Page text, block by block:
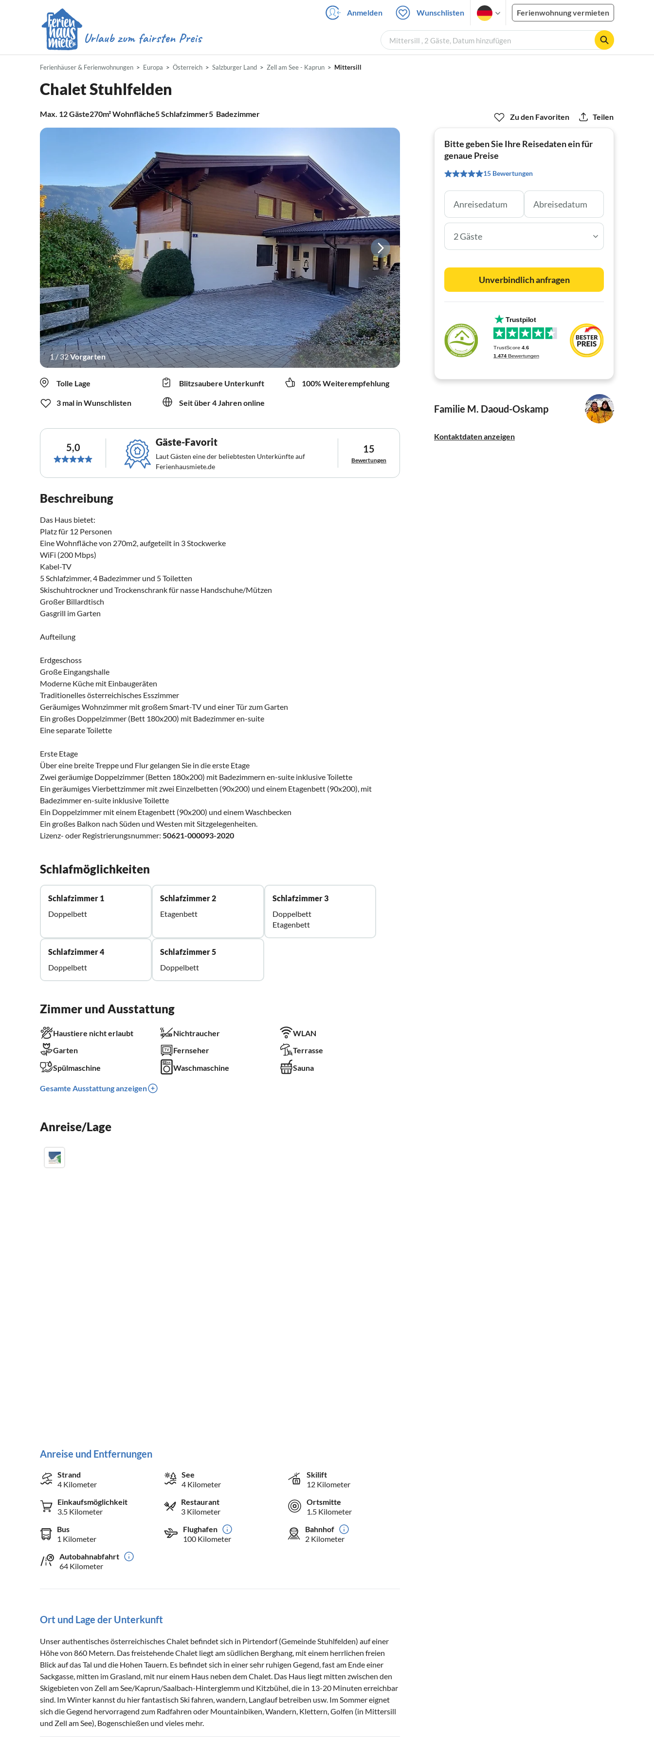
Anmelden Wunschlisten Ferienwohnung vermieten
Mittersill , 2 Gäste, Datum hinzufügen
Ferienhäuser & Ferienwohnungen Europa Österreich Salzburger Land Zell am See - Kaprun Mittersill
Chalet Stuhlfelden
Max. 12Gäste270m²Wohnfläche5Schlafzimmer5 Badezimmer
1/32Vorgarten
Tolle Lage Blitzsaubere Unterkunft 100% Weiterempfehlung
3 mal in Wunschlisten Seit über 4 Jahren online
5,0 Gäste-Favorit
Laut Gästen eine der beliebtesten Unterkünfte auf
Ferienhausmiete.de
15
Bewertungen
Beschreibung
Das Haus bietet:
Platz für 12 Personen
Eine Wohnfläche von 270m2, aufgeteilt in 3 Stockwerke
WiFi (200 Mbps)
Kabel-TV
5 Schlafzimmer, 4 Badezimmer und 5 Toiletten
Skischuhtrockner und Trockenschrank für nasse Handschuhe/Mützen
Großer Billardtisch
Gasgrill im Garten
Aufteilung
Erdgeschoss
Große Eingangshalle
Moderne Küche mit Einbaugeräten
Traditionelles österreichisches Esszimmer
Geräumiges Wohnzimmer mit großem Smart-TV und einer Tür zum Garten
Ein großes Doppelzimmer (Bett 180x200) mit Badezimmer en-suite
Eine separate Toilette
Erste Etage
Über eine breite Treppe und Flur gelangen Sie in die erste Etage
Zwei geräumige Doppelzimmer (Betten 180x200) mit Badezimmern en-suite inklusive Toilette
Ein geräumiges Vierbettzimmer mit zwei Einzelbetten (90x200) und einem Etagenbett (90x200), mit
Badezimmer en-suite inklusive Toilette
Ein Doppelzimmer mit einem Etagenbett (90x200) und einem Waschbecken
Ein großes Balkon nach Süden und Westen mit Sitzgelegenheiten.
Lizenz- oder Registrierungsnummer: 50621-000093-2020
Schlafmöglichkeiten
Schlafzimmer 1
Doppelbett
Schlafzimmer 2
Etagenbett
Schlafzimmer 3
Doppelbett
Etagenbett
Schlafzimmer 4
Doppelbett
Schlafzimmer 5
Doppelbett
Zimmer und Ausstattung
Haustiere nicht erlaubt Nichtraucher
WLAN
Garten
Fernseher
Terrasse
Spülmaschine
Waschmaschine Sauna
Gesamte Ausstattung anzeigen
Anreise/Lage
Anreise und Entfernungen
Strand
4 Kilometer
See
4 Kilometer
Skilift
12 Kilometer
Einkaufsmöglichkeit
3.5 Kilometer
Restaurant
3 Kilometer
Ortsmitte
1.5 Kilometer
Bus
1 Kilometer
Flughafen
100 Kilometer
Bahnhof
2 Kilometer
Autobahnabfahrt
64 Kilometer
Ort und Lage der Unterkunft
Unser authentisches österreichisches Chalet befindet sich in Pirtendorf (Gemeinde Stuhlfelden) auf einer
Höhe von 860 Metern. Das freistehende Chalet liegt am südlichen Berghang, mit einem herrlichen freien
Blick auf das Tal und die Hohen Tauern. Es befindet sich in einer sehr ruhigen Gegend, fast am Ende einer
Sackgasse, mitten im Grasland, mit nur einem Haus neben dem Chalet. Das Haus liegt mitten zwischen den
Skigebieten von Zell am See/Kaprun/Saalbach-Hinterglemm und Kitzbühel, die in 13-20 Minuten erreichbar
sind. Im Winter kannst du hier fantastisch Ski fahren, wandern, Langlauf betreiben usw. Im Sommer eignet
sich die Gegend hervorragend zum Radfahren oder Mountainbiken, Wandern, Klettern, Golfen (in Mittersill
und Zell am See), Bogenschießen und vieles mehr.
Zu den Favoriten Teilen
Bitte geben Sie Ihre Reisedaten ein für
genaue Preise
15 Bewertungen
2 Gäste
Unverbindlich anfragen
Familie M. Daoud-Oskamp
Kontaktdaten anzeigen